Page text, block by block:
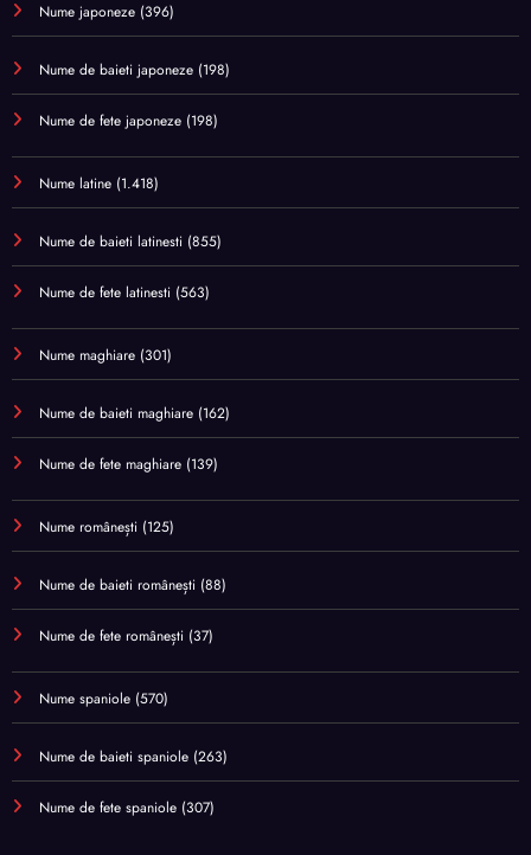
Nume japoneze (396)
Nume de baieti japoneze (198)
Nume de fete japoneze (198)
Nume latine (1.418)
Nume de baieti latinesti (855)
Nume de fete latinesti (563)
Nume maghiare (301)
Nume de baieti maghiare (162)
Nume de fete maghiare (139)
Nume românești (125)
Nume de baieti românești (88)
Nume de fete românești (37)
Nume spaniole (570)
Nume de baieti spaniole (263)
Nume de fete spaniole (307)